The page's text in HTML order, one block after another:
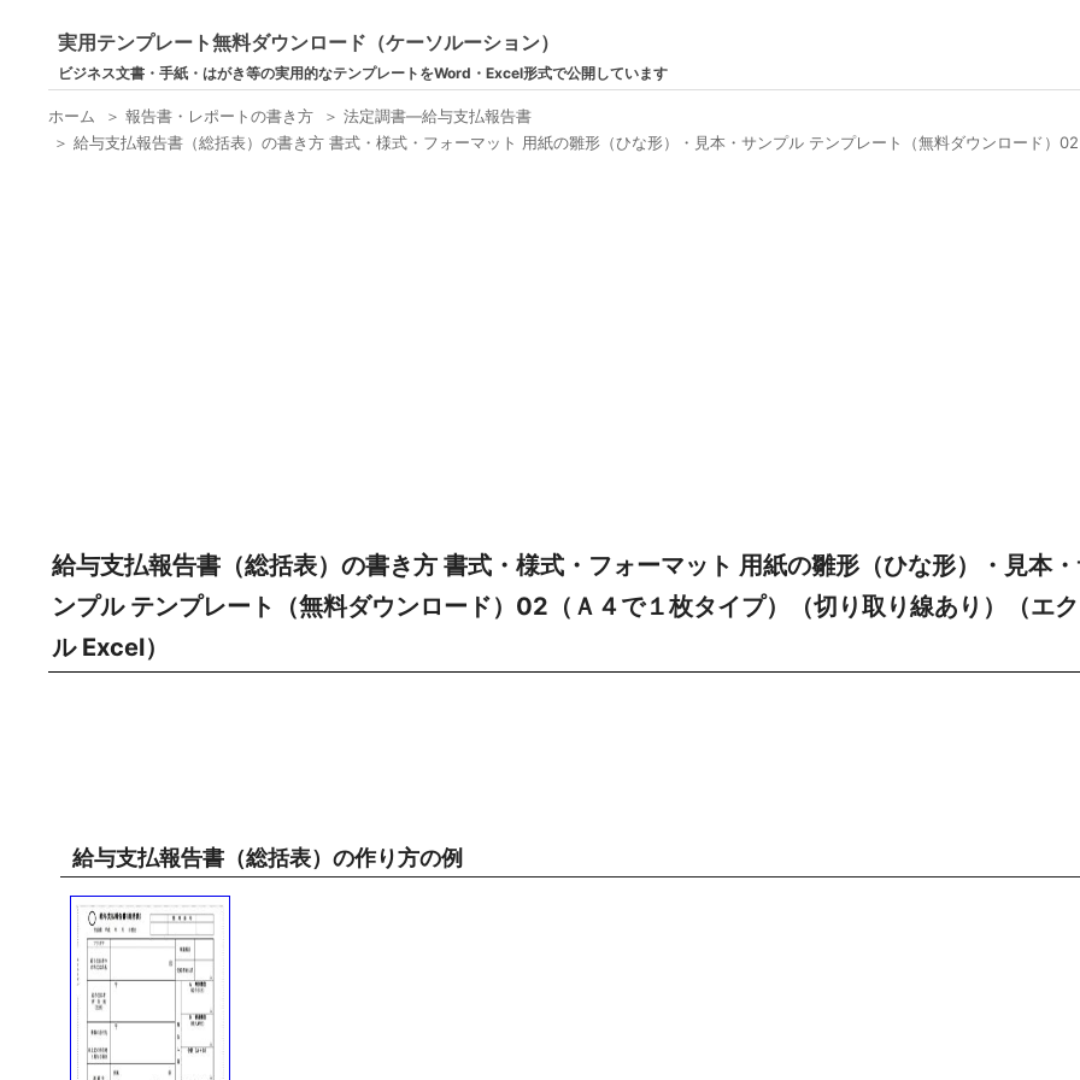
実用テンプレート無料ダウンロード（ケーソルーション）
ビジネス文書・手紙・はがき等の実用的なテンプレートをWord・Excel形式で公開しています
ホーム ＞報告書・レポートの書き方 ＞法定調書―給与支払報告書
＞給与支払報告書（総括表）の書き方 書式・様式・フォーマット 用紙の雛形（ひな形）・見本・サンプル テンプレート（無料ダウンロード）
給与支払報告書（総括表）の書き方 書式・様式・フォーマット 用紙の雛形（ひな形）・見本
ンプル テンプレート（無料ダウンロード）02（Ａ４で１枚タイプ）（切り取り線あり）（エ
ル Excel）
給与支払報告書（総括表）の作り方の例